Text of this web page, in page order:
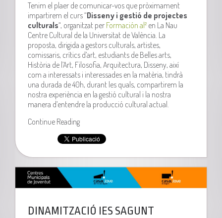
Tenim el plaer de comunicar-vos que pròximament
impartirem el curs “Disseny i gestió de projectes
culturals“, organitzat per Formación a l² en La Nau
Centre Cultural de la Universitat de València. La
proposta, dirigida a gestors culturals, artistes,
comissaris, crítics d’art, estudiants de Belles arts,
Història de l’Art, Filosofia, Arquitectura, Disseny, així
com a interessats i interessades en la matèria, tindrà
una durada de40h, durant les quals, compartirem la
nostra experiència en la gestió cultural i la nostra
manera d’entendre la producció cultural actual.
Continue Reading
DINAMITZACIÓ IES SAGUNT